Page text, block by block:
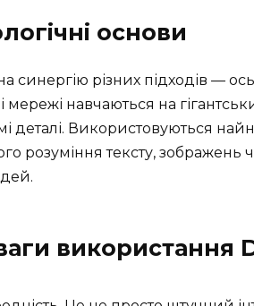
основи
синергію різних підходів —
мережі навчаються на
деталі. Використовуються
розуміння тексту,
використання